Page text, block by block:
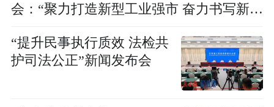
会：“聚力打造新型工业强市 奋力书写新时
“提升民事执行质效 法检共
护司法公正”新闻发布会